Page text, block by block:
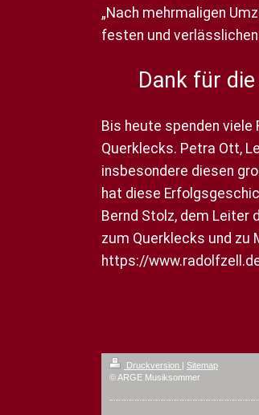
„Nach mehrmaligen
festen und verlässlichen
Dank für
Bis heute spenden viele
Querklecks. Petra Ott,
insbesondere diesen
hat diese
Bernd Stolz, dem Leiter
zum Querklecks und zu
https://
Druckversion | Sitemap
© ARGE Musiksommer